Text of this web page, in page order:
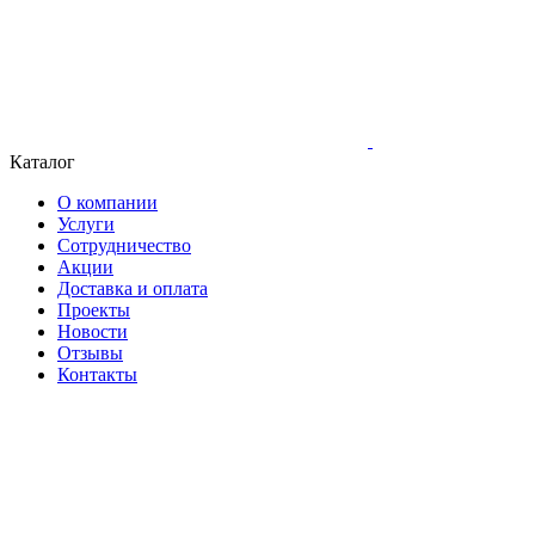
Каталог
О компании
Услуги
Сотрудничество
Акции
Доставка и оплата
Проекты
Новости
Отзывы
Контакты